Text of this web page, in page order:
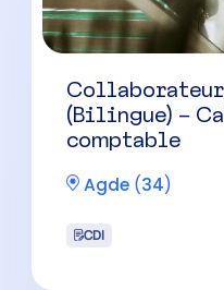
Collaborateur
(Bilingue) –
comptable
Agde (34)
CDI